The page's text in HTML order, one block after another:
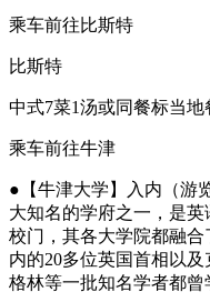
乘车前往比斯特
比斯特
中式7菜1汤或同餐标当地
乘车前往牛津
●【牛津大学】入内（游
大知名的学府之一，是
校门，其各大学院都融
内的20多位英国首相以
格林等一批知名学者都曾